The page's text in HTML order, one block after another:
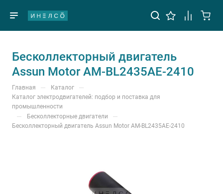
Бесколлекторный двигатель
Assun Motor AM-BL2435AE-2410
Главная — Каталог —
Каталог электродвигателей: подбор и поставка для
промышленности
— Бесколлекторные двигатели —
Бесколлекторный двигатель Assun Motor AM-BL2435AE-2410